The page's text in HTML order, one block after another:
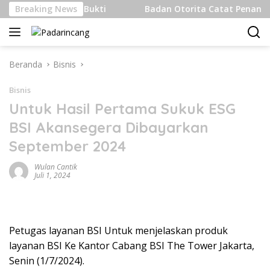
Langsung
ke
konten
Breaking News
Bukti Badan Otorita Catat Penanaman
Beranda Bisnis
Bisnis
Untuk Hasil Pertama Sukuk ESG
BSI Akansegera Dibayarkan
September 2024
Wulan Cantik
Juli 1, 2024
Petugas layanan BSI Untuk menjelaskan produk
layanan BSI Ke Kantor Cabang BSI The Tower Jakarta,
Senin (1/7/2024).